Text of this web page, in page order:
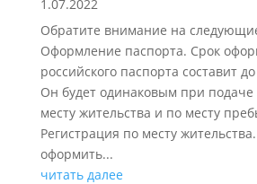
1.07.2022
Обратите внимание на
Оформление паспорта. Срок
российского паспорта составит
Он будет одинаковым при подаче
месту жительства и по месту
Регистрация по месту
оформить...
читать далее